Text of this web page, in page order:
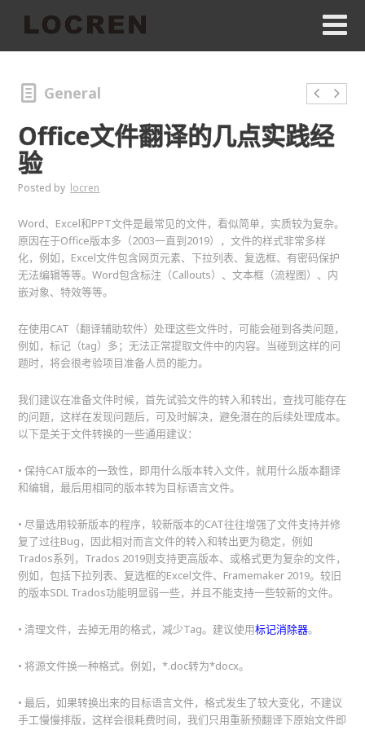
General
Office文件翻译的几点实践经
验
Posted by locren
Word、Excel和PPT文件是最常见的文件，看似简单，实质较为复杂。
原因在于Office版本多（2003一直到2019），文件的样式非常多样
化，例如，Excel文件包含网页元素、下拉列表、复选框、有密码保护
无法编辑等等。Word包含标注（Callouts）、文本框（流程图）、内
嵌对象、特效等等。
在使用CAT（翻译辅助软件）处理这些文件时，可能会碰到各类问题，
例如，标记（tag）多；无法正常提取文件中的内容。当碰到这样的问
题时，将会很考验项目准备人员的能力。
我们建议在准备文件时候，首先试验文件的转入和转出，查找可能存在
的问题，这样在发现问题后，可及时解决，避免潜在的后续处理成本。
以下是关于文件转换的一些通用建议：
• 保持CAT版本的一致性，即用什么版本转入文件，就用什么版本翻译
和编辑，最后用相同的版本转为目标语言文件。
• 尽量选用较新版本的程序，较新版本的CAT往往增强了文件支持并修
复了过往Bug，因此相对而言文件的转入和转出更为稳定，例如
Trados系列，Trados 2019则支持更高版本、或格式更为复杂的文件，
例如，包括下拉列表、复选框的Excel文件、Framemaker 2019。较旧
的版本SDL Trados功能明显弱一些，并且不能支持一些较新的文件。
• 清理文件，去掉无用的格式，减少Tag。建议使用标记消除器。
• 将源文件换一种格式。例如，*.doc转为*docx。
• 最后，如果转换出来的目标语言文件，格式发生了较大变化，不建议
手工慢慢排版，这样会很耗费时间，我们只用重新预翻译下原始文件即